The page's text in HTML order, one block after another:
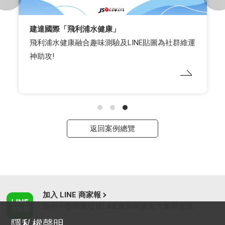
建達國際「飛利浦水健康」
飛利浦水健康融合趣味測驗及LINE貼圖為社群維運
神助攻!
返回案例總覽
加入 LINE 商家報